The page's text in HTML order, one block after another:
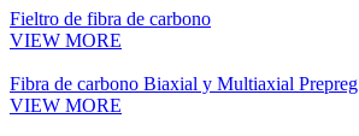
Fieltro de fibra de carbono
VIEW MORE
Fibra de carbono Biaxial y Multiaxial Prepreg
VIEW MORE